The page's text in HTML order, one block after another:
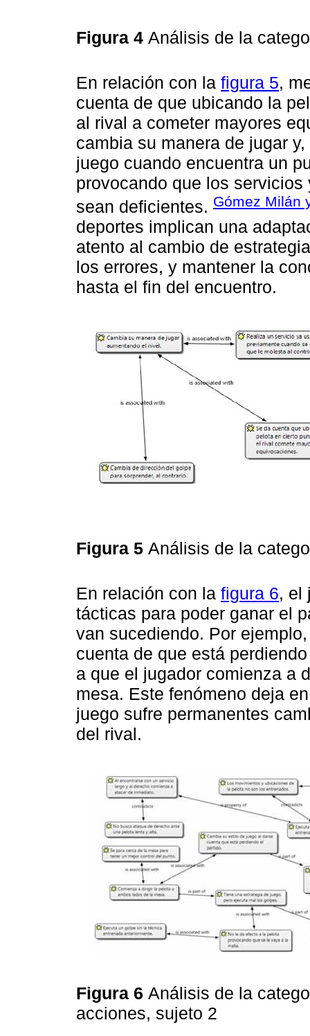
Figura 4 Análisis de la
En relación con la figura 5,
cuenta de que ubicando la
al rival a cometer mayores
cambia su manera de jugar
juego cuando encuentra un
provocando que los
sean deficientes. Gómez Milán
deportes implican una
atento al cambio de
los errores, y mantener la
hasta el fin del encuentro.
Figura 5 Análisis de la
En relación con la figura 6, el
tácticas para poder ganar el
van sucediendo. Por
cuenta de que está
a que el jugador comienza a
mesa. Este fenómeno deja
juego sufre permanentes
del rival.
Figura 6 Análisis de la
acciones, sujeto 2